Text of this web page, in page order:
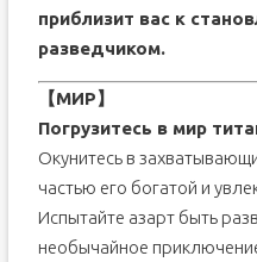
приблизит вас к
разведчиком.
【МИР】
Погрузитесь в мир
Окунитесь в
частью его богатой и
Испытайте азарт быть
необычайное